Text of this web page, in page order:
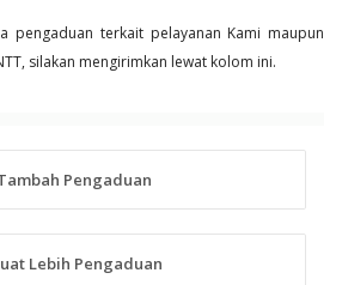
pengaduan terkait pelayanan Kami maupun
silakan mengirimkan lewat kolom ini.
Pengaduan
Lebih Pengaduan